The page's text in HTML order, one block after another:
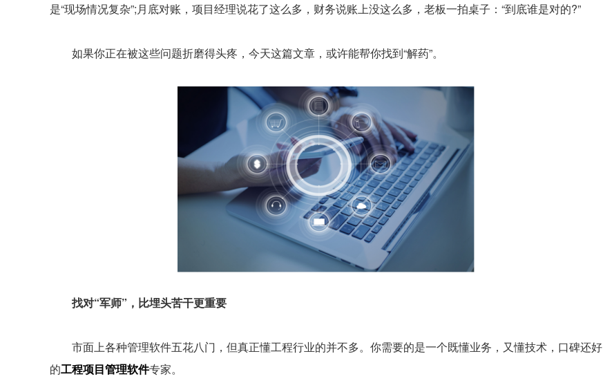
是“现场情况复杂”;月底对账，项目经理说花了这么多，财务说账上没这么多，老板一拍桌子：“到底谁是对的?”
如果你正在被这些问题折磨得头疼，今天这篇文章，或许能帮你找到“解药”。
找对“军师”，比埋头苦干更重要
市面上各种管理软件五花八门，但真正懂工程行业的并不多。你需要的是一个既懂业务，又懂技术，口碑还好
的工程项目管理软件专家。